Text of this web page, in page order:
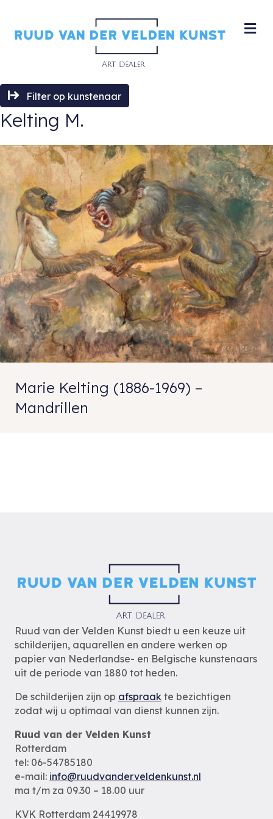
Filter op kunstenaar
Kelting M.
Marie Kelting (1886-1969) –
Mandrillen
Ruud van der Velden Kunst biedt u een keuze uit
schilderijen, aquarellen en andere werken op
papier van Nederlandse- en Belgische kunstenaars
uit de periode van 1880 tot heden.
De schilderijen zijn op afspraak te bezichtigen
zodat wij u optimaal van dienst kunnen zijn.
Ruud van der Velden Kunst
Rotterdam
tel: 06-54785180
e-mail: info@ruudvanderveldenkunst.nl
ma t/m za 09.30 – 18.00 uur
KVK Rotterdam 24419978